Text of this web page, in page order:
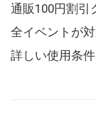
通販100円割引
全イベントが対
詳しい使用条